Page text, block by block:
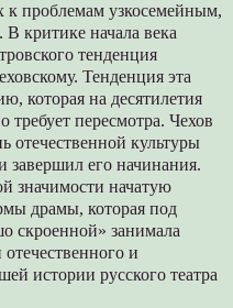
к проблемам узкосемейным,
критике начала века
тенденция
Тенденция эта
которая на десятилетия
требует пересмотра. Чехов
отечественной культуры
завершил его начинания.
значимости начатую
драмы, которая под
скроенной» занимала
и
истории русского театра